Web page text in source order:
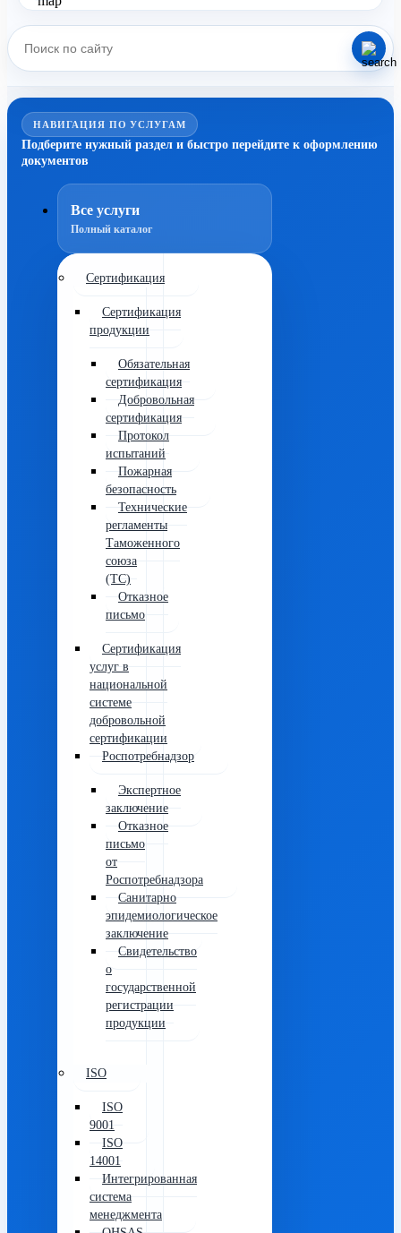
НАВИГАЦИЯ ПО УСЛУГАМ
Подберите нужный раздел и быстро перейдите к оформлению
документов
Все услуги
Полный каталог
Сертификация
Сертификация
продукции
Обязательная
сертификация
Добровольная
сертификация
Протокол
испытаний
Пожарная
безопасность
Технические
регламенты
Таможенного
союза
(ТС)
Отказное
письмо
Сертификация
услуг в
национальной
системе
добровольной
сертификации
Роспотребнадзор
Экспертное
заключение
Отказное
письмо
от
Роспотребнадзора
Санитарно
эпидемиологическое
заключение
Свидетельство
о
государственной
регистрации
продукции
ISO
ISO
9001
ISO
14001
Интегрированная
система
менеджмента